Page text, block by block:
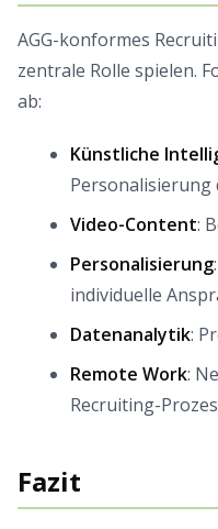
AGG-konformes
zentrale Rolle spielen.
ab:
Künstliche
Personalisierung
Video-Content:
Personalisierung
individuelle
Datenanalytik:
Remote Work:
Recruiting-
Fazit